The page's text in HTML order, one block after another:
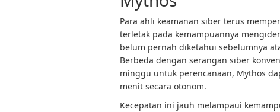
Para ahli keamanan siber terus
terletak pada kemampuannya
belum pernah diketahui sebelumnya
Berbeda dengan serangan siber
minggu untuk perencanaan, Mythos
menit secara otonom.
Kecepatan ini jauh melampaui